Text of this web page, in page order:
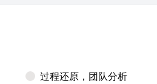
过程还原，团队分析